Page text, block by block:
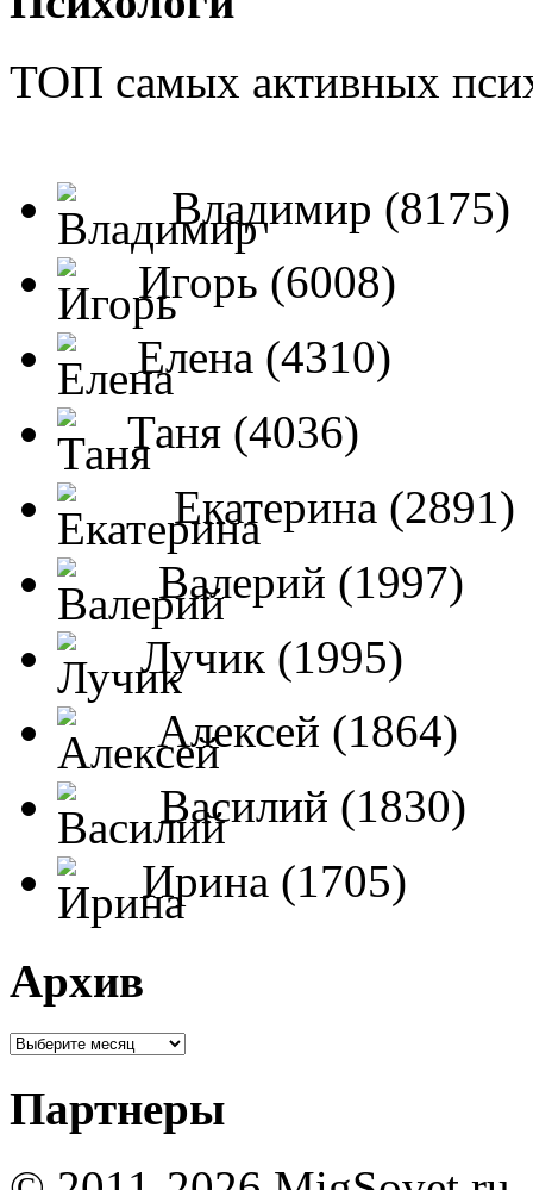
ТОП самых активных
Владимир (8175)
Игорь (6008)
Елена (4310)
Таня (4036)
Екатерина (2891)
Валерий (1997)
Лучик (1995)
Алексей (1864)
Василий (1830)
Ирина (1705)
Архив
Партнеры